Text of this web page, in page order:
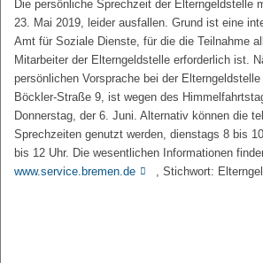
Die persönliche Sprechzeit der Elterngeldstelle
23. Mai 2019, leider ausfallen. Grund ist eine
Amt für Soziale Dienste, für die die Teilnahme
Mitarbeiter der Elterngeldstelle erforderlich ist.
persönlichen Vorsprache bei der
Böckler-Straße 9, ist wegen des
Donnerstag, der 6. Juni. Alternativ können die
Sprechzeiten genutzt werden, dienstags 8 bis
bis 12 Uhr. Die wesentlichen Informationen
www.service.bremen.de
, Stichwort: